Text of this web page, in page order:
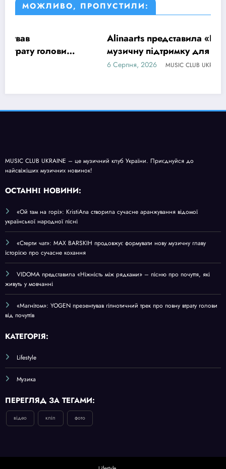
МОЖЛИВО, ПРОПУСТИЛИ:
Alinaarts представила «Run Baby Run» –
музичну підтримку для тих, хто продовжує
MUSIC CLUB UKRAINE
MUSIC CLUB UKRAINE – це музичний клуб України. Приєднуйся до
найсвіжіших музичних новинок!
ОСТАННІ НОВИНИ:
«Ой там на горі»: KristiAna створила сучасне аранжування відомої
української народної пісні
«Стерти чат»: MAX BARSKIH продовжує формувати нову музичну главу
історією про сучасне кохання
VIDOMA представила «Ніжність між рядками» – пісню про почуття, які
живуть у мовчанні
«Магнітом»: YOGEN презентував гіпнотичний трек про повну втрату голови
від почуттів
КАТЕГОРІЯ:
Lifestyle
Музика
ПЕРЕГЛЯД ЗА ТЕГАМИ:
Lifestyle